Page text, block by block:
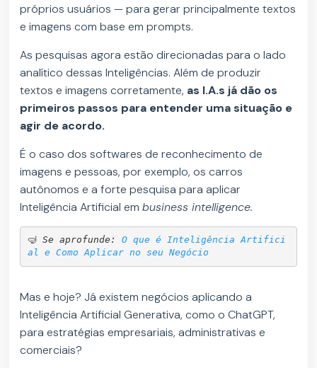
próprios usuários — para gerar principalmente textos
e imagens com base em prompts.
As pesquisas agora estão direcionadas para o lado
analítico dessas Inteligências. Além de produzir
textos e imagens corretamente, as I.A.s já dão os
primeiros passos para entender uma situação e
agir de acordo.
É o caso dos softwares de reconhecimento de
imagens e pessoas, por exemplo, os carros
autônomos e a forte pesquisa para aplicar
Inteligência Artificial embusiness intelligence.
🤿 Se aprofunde: O que é Inteligência Artifici
al e Como Aplicar no seu Negócio
Mas e hoje? Já existem negócios aplicando a
Inteligência Artificial Generativa, como o ChatGPT,
para estratégias empresariais, administrativas e
comerciais?